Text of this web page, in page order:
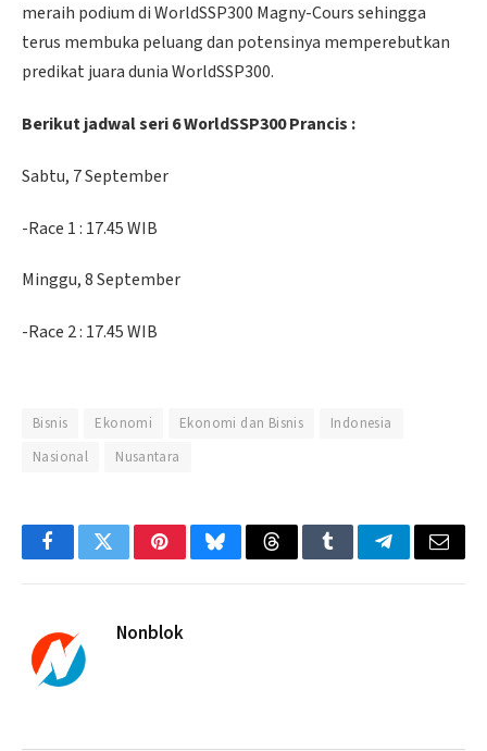
meraih podium di WorldSSP300 Magny-Cours sehingga
terus membuka peluang dan potensinya memperebutkan
predikat juara dunia WorldSSP300.
Berikut jadwal seri 6 WorldSSP300Prancis :
Sabtu, 7 September
-Race 1 : 17.45 WIB
Minggu, 8 September
-Race 2 : 17.45 WIB
Bisnis Ekonomi Ekonomi dan Bisnis
Indonesia
Nasional
Nusantara
FacebookTwitterPinterestBlueskyThreadsTumblrTelegramEmail
Nonblok